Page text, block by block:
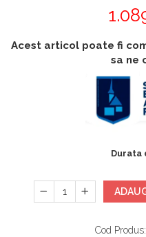
Masurare
Pulberi De Stingere
Sisteme De Avertizare
antifoc
Acest articol poate fi
sa ne
Durata
Cod Produs: